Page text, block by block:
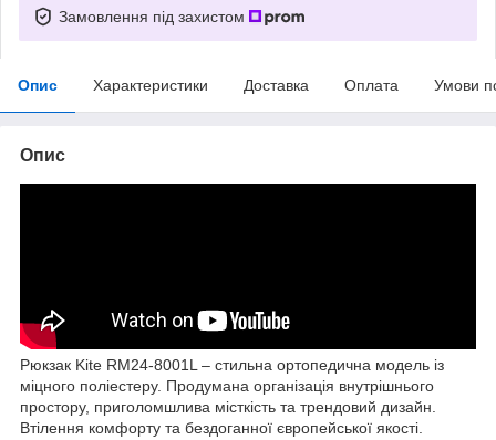
Замовлення під захистом
Опис Характеристики Доставка Оплата Умови
Опис
Рюкзак Kite RM24-8001L – стильна ортопедична модель із
міцного поліестеру. Продумана організація внутрішнього
простору, приголомшлива місткість та трендовий дизайн.
Втілення комфорту та бездоганної європейської якості.